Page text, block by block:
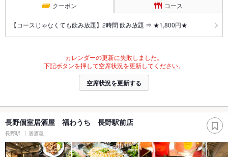
クーポン コース
【コースじゃなくても飲み放題】2時間 飲み放題 ⇒ ★1,800円★
カレンダーの更新に失敗しました。
下記ボタンを押して空席状況を更新してください。
空席状況を更新する
長野個室居酒屋 福わうち 長野駅前店
長野駅 居酒屋